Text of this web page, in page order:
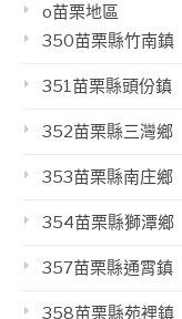
o苗栗地區
350苗栗縣竹南鎮
351苗栗縣頭份鎮
352苗栗縣三灣鄉
353苗栗縣南庄鄉
354苗栗縣獅潭鄉
357苗栗縣通霄鎮
358苗栗縣苑裡鎮